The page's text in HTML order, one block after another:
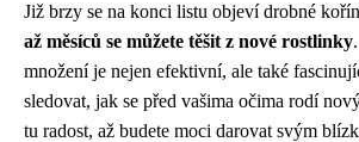
Již brzy se na konci listu objeví drobné
až měsíců se můžete těšit z nové rostlinky
množení je nejen efektivní, ale také
sledovat, jak se před vašima očima rodí
tu radost, až budete moci darovat svým